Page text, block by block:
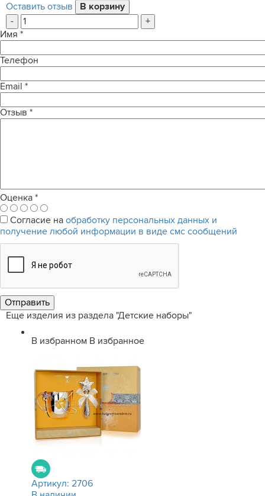
Оставить отзыв
-
+
Имя *
Телефон
Email *
Отзыв *
Оценка *
Согласие на обработку персональных данных и
получение любой информации в виде смс сообщений
Еще изделия из раздела "Детские наборы"
В избранном В избранное
Артикул: 2706